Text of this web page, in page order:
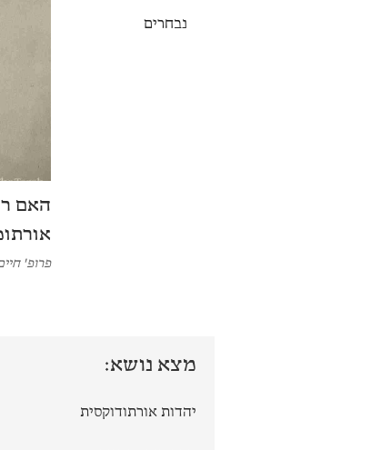
נבחרים
האם
פרופ'
מצא נושא:
יהדות אורתודוקסית